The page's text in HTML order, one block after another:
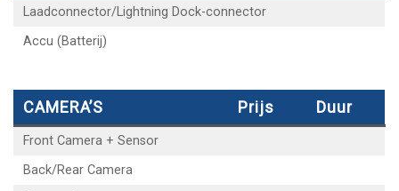
Laadconnector/Lightning Dock-connector
Accu (Batterij)
CAMERA’S Prijs Duur
Front Camera + Sensor
Back/Rear Camera